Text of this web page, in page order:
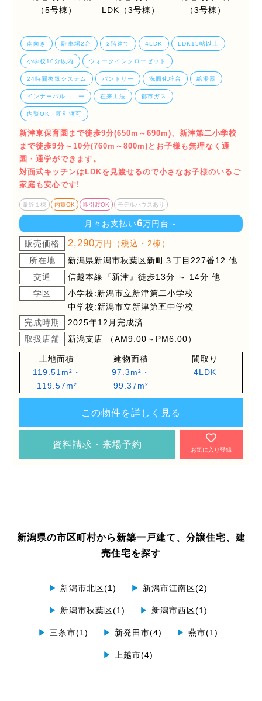
南向き 駐車場2台 2階建て 4LDK LDK15帖以上
小学校10分以内 ウォークインクローゼット
24時間換気システム パントリー 洗面化粧台 給湯器
インナーバルコニー 在来工法 都市ガス
内覧OK・即引渡可
新津東保育園まで徒歩9分(650m～690m)、新津第二小学校
まで徒歩9分～10分(760m～800m)とお子様も無理なく通
園・通学ができます。
対面式キッチンはLDKを見渡せるので小さなお子様のいるご
家庭も安心です!
最終１棟 内覧OK 即引渡OK モデルハウスあり
月々お支払い6万円台～
販売価格 2,290万円（税込・2棟）
所在地
新潟県新潟市秋葉区新町３丁目227番12 他
交通
信越本線『新津』徒歩13分 ～ 14分 他
学区
小学校:新潟市立新津第二小学校
中学校:新潟市立新津第五中学校
完成時期
2025年12月完成済
取扱店舗
新潟支店 （AM9:00～PM6:00）
土地面積
119.51m²・
119.57m²
建物面積
97.3m²・
99.37m²
間取り
4LDK
この物件を詳しく見る
資料請求・来場予約
お気に入り登録
新潟県の市区町村から新築一戸建て、分譲住宅、建
売住宅を探す
▶ 新潟市北区(1) ▶ 新潟市江南区(2)
▶ 新潟市秋葉区(1) ▶ 新潟市西区(1)
▶ 三条市(1) ▶ 新発田市(4) ▶ 燕市(1)
▶ 上越市(4)